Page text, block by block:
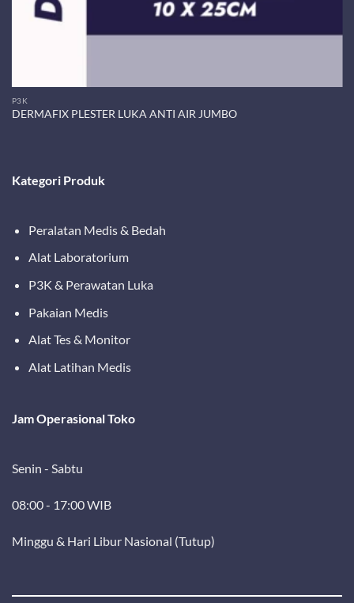
P3K
DERMAFIX PLESTER LUKA ANTI AIR JUMBO
Kategori Produk
Peralatan Medis & Bedah
Alat Laboratorium
P3K & Perawatan Luka
Pakaian Medis
Alat Tes & Monitor
Alat Latihan Medis
Jam Operasional Toko
Senin - Sabtu
08:00 - 17:00 WIB
Minggu & Hari Libur Nasional (Tutup)